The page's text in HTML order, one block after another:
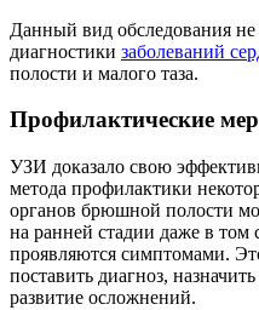
Данный вид обследования
диагностики заболеваний
полости и малого таза.
Профилактические
УЗИ доказало свою
метода профилактики
органов брюшной полости
на ранней стадии даже в том
проявляются симптомами.
поставить диагноз,
развитие осложнений.